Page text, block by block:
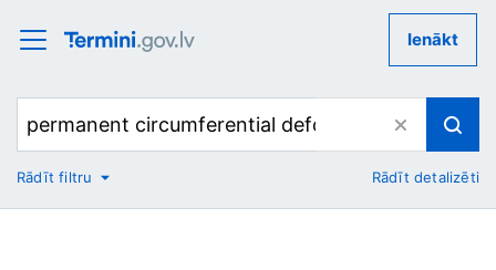
Ienākt
No
Rādīt filtru Rādīt detalizēti